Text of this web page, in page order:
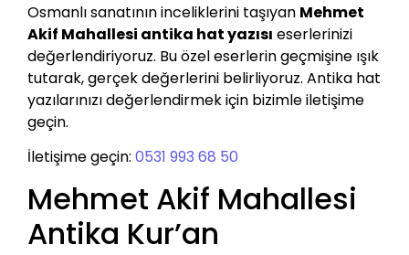
Osmanlı sanatının inceliklerini taşıyan Mehmet
Akif Mahallesi antika hat yazısı eserlerinizi
değerlendiriyoruz. Bu özel eserlerin geçmişine ışık
tutarak, gerçek değerlerini belirliyoruz. Antika hat
yazılarınızı değerlendirmek için bizimle iletişime
geçin.
İletişime geçin: 0531 993 68 50
Mehmet Akif Mahallesi
Antika Kur’an